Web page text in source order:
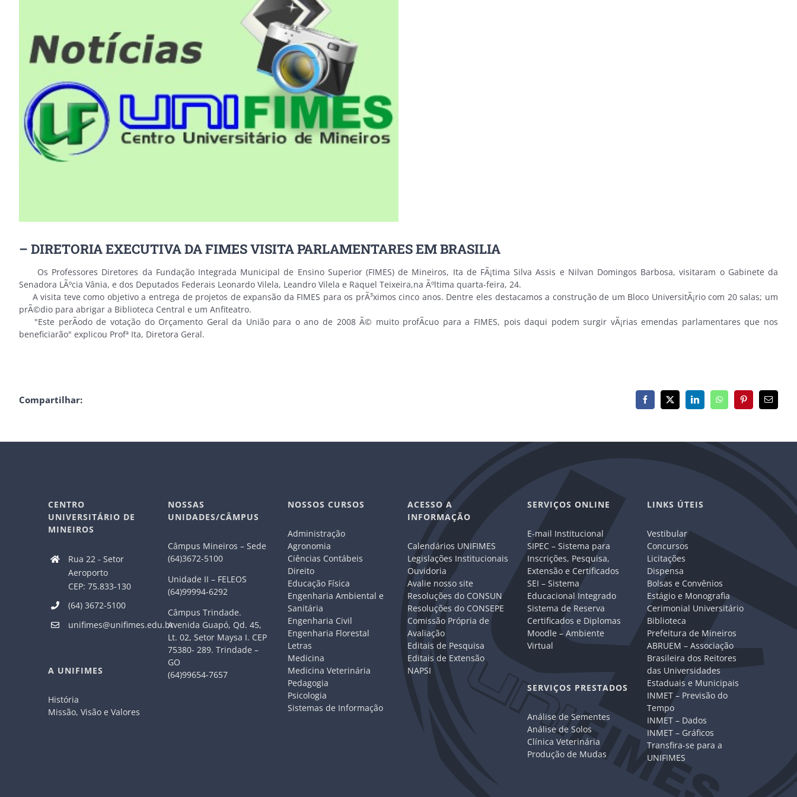
– DIRETORIA EXECUTIVA DA FIMES VISITA PARLAMENTARES EM BRASILIA
Os Professores Diretores da Fundação Integrada Municipal de Ensino Superior (FIMES) de Mineiros, Ita de FÃ¡tima Silva Assis e Nilvan Domingos Barbosa, visitaram o Gabinete da
Senadora LÃºcia Vânia, e dos Deputados Federais Leonardo Vilela, Leandro Vilela e Raquel Teixeira,na Ãºltima quarta-feira, 24.
A visita teve como objetivo a entrega de projetos de expansão da FIMES para os prÃ³ximos cinco anos. Dentre eles destacamos a construção de um Bloco UniversitÃ¡rio com 20 salas; um
prÃ©dio para abrigar a Biblioteca Central e um Anfiteatro.
"Este perÃ­odo de votação do Orçamento Geral da União para o ano de 2008 Ã© muito profÃ­cuo para a FIMES, pois daqui podem surgir vÃ¡rias emendas parlamentares que nos
beneficiarão" explicou Profª Ita, Diretora Geral.
Compartilhar: Facebook
X LinkedInWhatsAppPinterest
E-
mail
CENTRO
UNIVERSITÁRIO DE
MINEIROS
Rua 22 - Setor
Aeroporto
CEP: 75.833-130
(64) 3672-5100
unifimes@unifimes.edu.br
A UNIFIMES
História
Missão, Visão e Valores
NOSSAS
UNIDADES/CÂMPUS
Câmpus Mineiros – Sede
(64)3672-5100
Unidade II – FELEOS
(64)99994-6292
Câmpus Trindade.
Avenida Guapó, Qd. 45,
Lt. 02, Setor Maysa I. CEP
75380- 289. Trindade –
GO
(64)99654-7657
NOSSOS CURSOS
Administração
Agronomia
Ciências Contábeis
Direito
Educação Física
Engenharia Ambiental e
Sanitária
Engenharia Civil
Engenharia Florestal
Letras
Medicina
Medicina Veterinária
Pedagogia
Psicologia
Sistemas de Informação
ACESSO A
INFORMAÇÃO
Calendários UNIFIMES
Legislações Institucionais
Ouvidoria
Avalie nosso site
Resoluções do CONSUN
Resoluções do CONSEPE
Comissão Própria de
Avaliação
Editais de Pesquisa
Editais de Extensão
NAPSI
SERVIÇOS ONLINE
E-mail Institucional
SIPEC – Sistema para
Inscrições, Pesquisa,
Extensão e Certificados
SEI – Sistema
Educacional Integrado
Sistema de Reserva
Certificados e Diplomas
Moodle – Ambiente
Virtual
SERVIÇOS PRESTADOS
Análise de Sementes
Análise de Solos
Clínica Veterinária
Produção de Mudas
LINKS ÚTEIS
Vestibular
Concursos
Licitações
Dispensa
Bolsas e Convênios
Estágio e Monografia
Cerimonial Universitário
Biblioteca
Prefeitura de Mineiros
ABRUEM – Associação
Brasileira dos Reitores
das Universidades
Estaduais e Municipais
INMET – Previsão do
Tempo
INMET – Dados
INMET – Gráficos
Transfira-se para a
UNIFIMES